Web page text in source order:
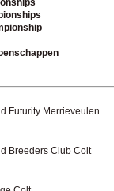
Futurity Merrieveulen
Breeders Club Colt